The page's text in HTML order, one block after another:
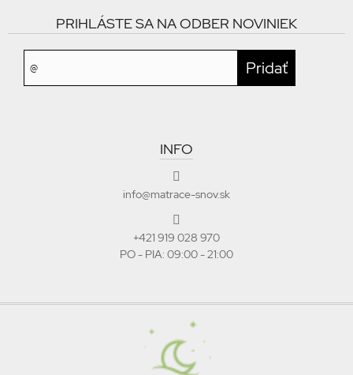
PRIHLÁSTE SA NA ODBER NOVINIEK
INFO
info@matrace-snov.sk
+421 919 028 970
PO - PIA: 09:00 - 21:00